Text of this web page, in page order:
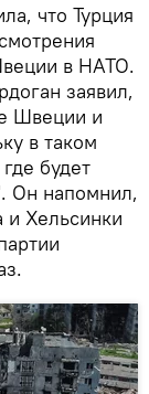
что Турция
в НАТО.
заявил,
Швеции и
в таком
будет
Он напомнил,
и Хельсинки